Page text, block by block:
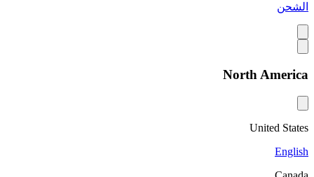
الشحن
North America
United States
English